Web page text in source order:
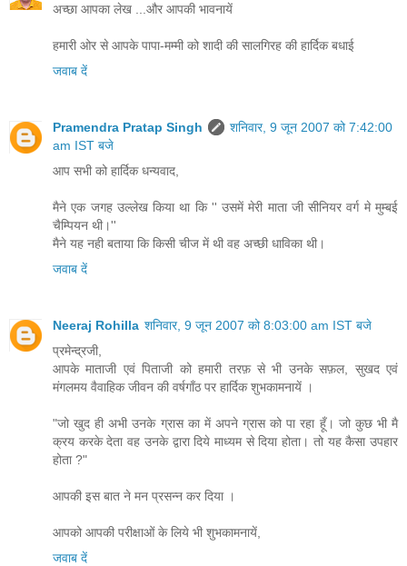
अच्छा आपका लेख ...और आपकी भावनायें
हमारी ओर से आपके पापा-मम्मी को शादी की सालगिरह की हार्दिक बधाई
जवाब दें
Pramendra Pratap Singh
शनिवार, 9 जून 2007 को 7:42:00
am IST बजे
आप सभी को हार्दिक धन्‍यवाद,
मैने एक जगह उल्‍लेख किया था कि '' उसमें मेरी माता जी सीनियर वर्ग मे मुम्‍बई
चैम्पियन थी।''
मैने यह नही बताया कि किसी चीज में थी वह अच्‍छी धाविका थी।
जवाब दें
Neeraj Rohilla शनिवार, 9 जून 2007 को 8:03:00 am IST बजे
प्रमेन्द्रजी,
आपके माताजी एवं पिताजी को हमारी तरफ़ से भी उनके सफ़ल, सुखद एवं
मंगलमय वैवाहिक जीवन की वर्षगाँठ पर हार्दिक शुभकामनायें ।
"जो खुद ही अभी उनके ग्रास का में अपने ग्रास को पा रहा हूँ। जो कुछ भी मै
क्रय करके देता वह उनके द्वारा दिये माध्‍यम से दिया होता। तो यह कैसा उपहार
होता ?"
आपकी इस बात ने मन प्रसन्न कर दिया ।
आपको आपकी परीक्षाओं के लिये भी शुभकामनायें,
जवाब दें